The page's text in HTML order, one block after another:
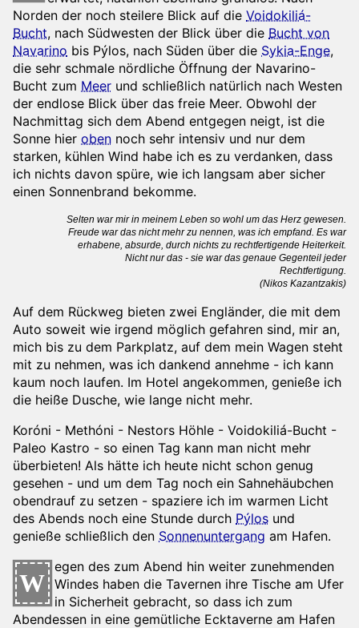
Norden der noch steilere Blick auf die Voidokiliá-
Bucht, nach Südwesten der Blick über die Bucht von
Navarino bis Pýlos, nach Süden über die Sykia-Enge,
die sehr schmale nördliche Öffnung der Navarino-
Bucht zum Meer und schließlich natürlich nach Westen
der endlose Blick über das freie Meer. Obwohl der
Nachmittag sich dem Abend entgegen neigt, ist die
Sonne hier oben noch sehr intensiv und nur dem
starken, kühlen Wind habe ich es zu verdanken, dass
ich nichts davon spüre, wie ich langsam aber sicher
einen Sonnenbrand bekomme.
Selten war mir in meinem Leben so wohl um das Herz gewesen.
Freude war das nicht mehr zu nennen, was ich empfand. Es war
erhabene, absurde, durch nichts zu rechtfertigende Heiterkeit.
Nicht nur das - sie war das genaue Gegenteil jeder
Rechtfertigung.
(Nikos Kazantzakis)
Auf dem Rückweg bieten zwei Engländer, die mit dem
Auto soweit wie irgend möglich gefahren sind, mir an,
mich bis zu dem Parkplatz, auf dem mein Wagen steht
mit zu nehmen, was ich dankend annehme - ich kann
kaum noch laufen. Im Hotel angekommen, genieße ich
die heiße Dusche, wie lange nicht mehr.
Koróni - Methóni - Nestors Höhle - Voidokiliá-Bucht -
Paleo Kastro - so einen Tag kann man nicht mehr
überbieten! Als hätte ich heute nicht schon genug
gesehen - und um dem Tag noch ein Sahnehäubchen
obendrauf zu setzen - spaziere ich im warmen Licht
des Abends noch eine Stunde durch Pýlos und
genieße schließlich den Sonnenuntergang am Hafen.
W
egen des zum Abend hin weiter zunehmenden
Windes haben die Tavernen ihre Tische am Ufer
in Sicherheit gebracht, so dass ich zum
Abendessen in eine gemütliche Ecktaverne am Hafen